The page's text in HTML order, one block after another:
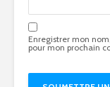
Enregistrer mon
pour mon prochain